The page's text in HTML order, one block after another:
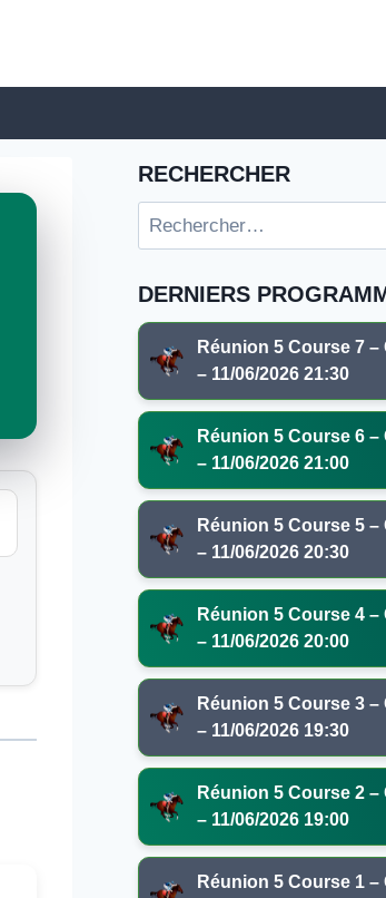
RECHERCHER
Rechercher :
DERNIERS
Réunion 5 Course 7
– 11/06/2026 21:30
Réunion 5 Course 6
– 11/06/2026 21:00
Réunion 5 Course 5
– 11/06/2026 20:30
Réunion 5 Course 4
– 11/06/2026 20:00
Réunion 5 Course 3
– 11/06/2026 19:30
Réunion 5 Course 2
– 11/06/2026 19:00
Réunion 5 Course 1